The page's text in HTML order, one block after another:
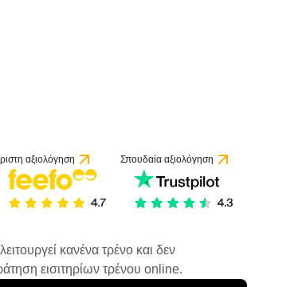
αξιολόγηση Σπουδαία αξιολόγηση
κανένα τρένο και δεν
εισιτηρίων τρένου online.